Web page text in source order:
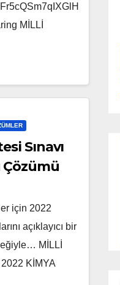
MİLLİ
Sınavı
Çözümü
için 2022
açıklayıcı bir
MİLLİ
KİMYA